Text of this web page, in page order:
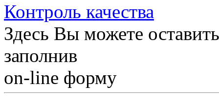
Контроль качества
Здесь Вы можете
заполнив
on-line форму